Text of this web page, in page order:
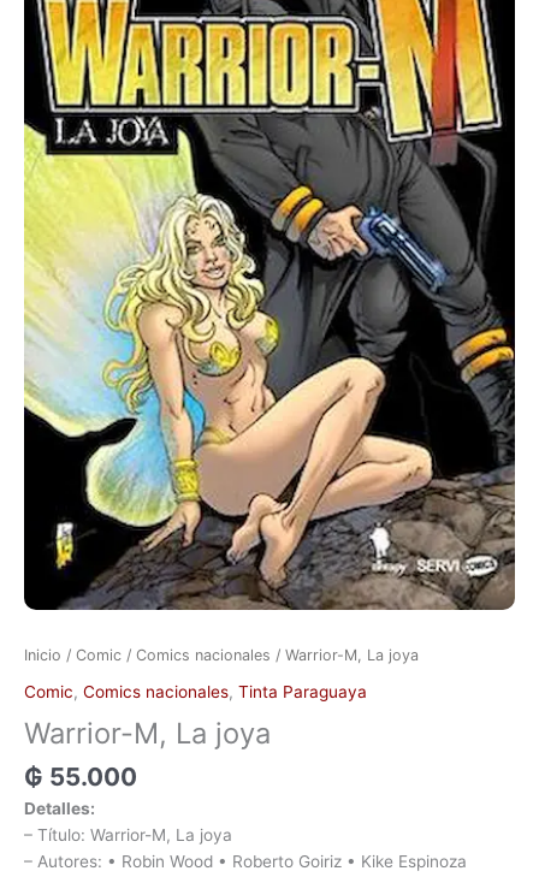
Inicio / Comic / Comics nacionales / Warrior-M, La joya
Comic, Comics nacionales, Tinta Paraguaya
Warrior-M, La joya
₲ 55.000
Detalles:
– Título: Warrior-M, La joya
– Autores: • Robin Wood • Roberto Goiriz • Kike Espinoza